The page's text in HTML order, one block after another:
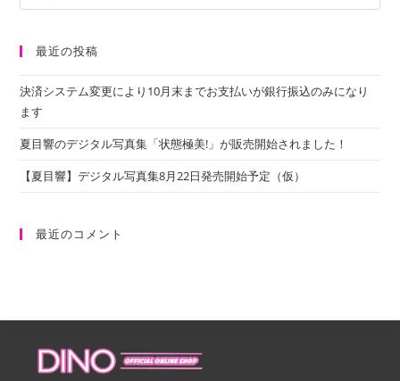
最近の投稿
決済システム変更により10月末までお支払いが銀行振込のみになり
ます
夏目響のデジタル写真集「状態極美!」が販売開始されました！
【夏目響】デジタル写真集8月22日発売開始予定（仮）
最近のコメント